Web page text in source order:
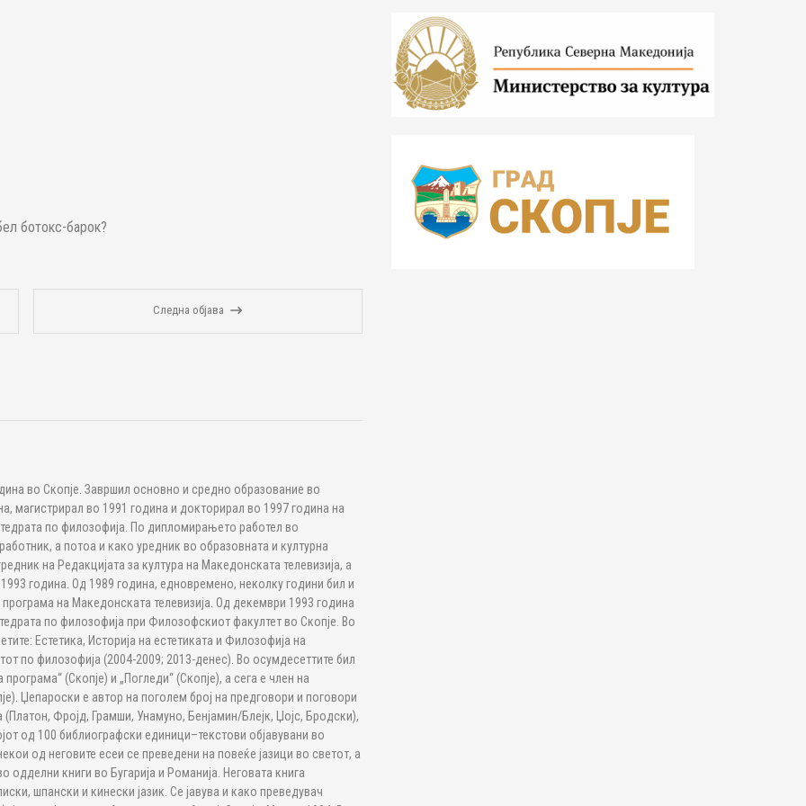
ботокс-барок?
Следна објава
во Скопје. Завршил основно и средно образование во
магистрирал во 1991 година и докторирал во 1997 година на
по филозофија. По дипломирањето работел во
а потоа и како уредник во образовната и културна
на Редакцијата за култура на Македонската телевизија, а
година. Од 1989 година, едновремено, неколку години бил и
на Македонската телевизија. Од декември 1993 година
по филозофија при Филозофскиот факултет во Скопје. Во
Естетика, Историја на естетиката и Филозофија на
по филозофија (2004-2009; 2013-денес). Во осумдесеттите бил
(Скопје) и „Погледи“ (Скопје), а сега е член на
Џепароски е автор на поголем број на предговори и поговори
Фројд, Грамши, Унамуно, Бенјамин/Блејк, Џојс, Бродски),
од 100 библиографски единици–текстови објавувани во
од неговите есеи се преведени на повеќе јазици во светот, а
одделни книги во Бугарија и Романија. Неговата книга
шпански и кинески јазик. Се јавува и како преведувач